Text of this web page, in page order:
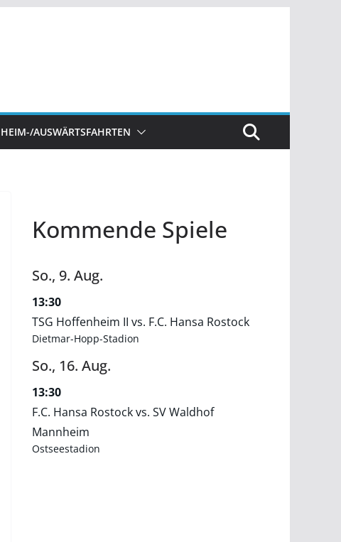
HEIM-/AUSWÄRTSFAHRTEN
Kommende Spiele
So., 9. Aug.
13:30
TSG Hoffenheim II vs. F.C. Hansa Rostock
Dietmar-Hopp-Stadion
So., 16. Aug.
13:30
F.C. Hansa Rostock vs. SV Waldhof
Mannheim
Ostseestadion